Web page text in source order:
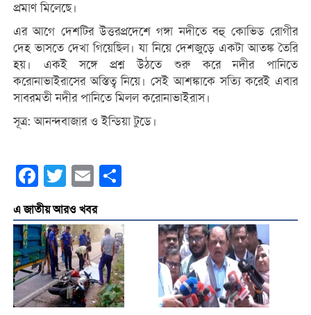
প্রমাণ মিলেছে।
এর আগে দেশটির উত্তরপ্রদেশে গঙ্গা নদীতে বহু কোভিড রোগীর
দেহ ভাসতে দেখা গিয়েছিল। যা নিয়ে দেশজুড়ে একটা আতঙ্ক তৈরি
হয়। একই সঙ্গে প্রশ্ন উঠতে শুরু করে নদীর পানিতে
করোনাভাইরাসের অস্তিত্ব নিয়ে। সেই আশঙ্কাকে সত্যি করেই এবার
সাবরমতী নদীর পানিতে মিলল করোনাভাইরাস।
সূত্র: আনন্দবাজার ও ইন্ডিয়া টুডে।
Facebook
Twitter Email
এ জাতীয় আরও খবর